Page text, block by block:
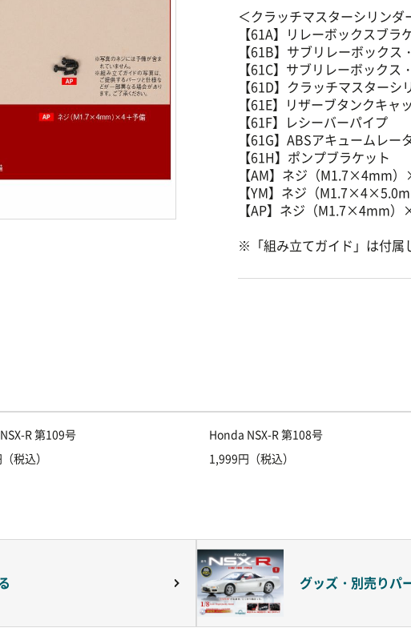
＜クラッチマスターシリンダ
【61A】リレーボックスブラ
【61B】サブリレーボックス
【61C】サブリレーボックス
【61D】クラッチマスターシ
【61E】リザーブタンクキャ
【61F】レシーバーパイプ
【61G】ABSアキュームレー
【61H】ポンプブラケット
【AM】ネジ（M1.7×4mm
【YM】ネジ（
【AP】ネジ（M1.7×4mm
※「組み立てガイド」は付属
R 第109号
税込）
Honda NSX-R 第108号
1,999円（税込）
グッズ・別売りパ